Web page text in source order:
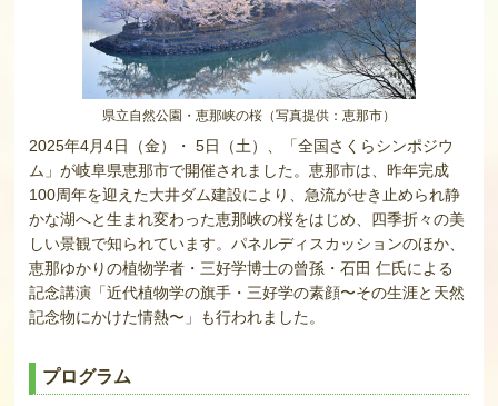
県立自然公園・恵那峡の桜（写真提供：恵那市）
2025年4月4日（金）・ 5日（土）、「全国さくらシンポジウ
ム」が岐阜県恵那市で開催されました。恵那市は、昨年完成
100周年を迎えた大井ダム建設により、急流がせき止められ静
かな湖へと生まれ変わった恵那峡の桜をはじめ、四季折々の美
しい景観で知られています。パネルディスカッションのほか、
恵那ゆかりの植物学者・三好学博士の曾孫・石田 仁氏による
記念講演「近代植物学の旗手・三好学の素顔〜その生涯と天然
記念物にかけた情熱〜」も行われました。
プログラム